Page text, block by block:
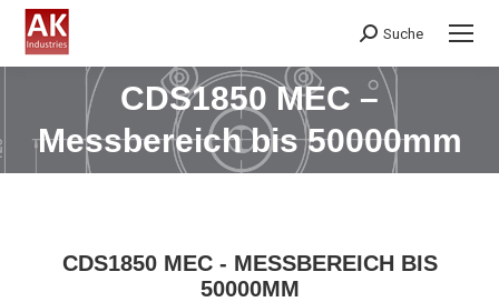
Search:
Suche
CDS1850 MEC –
Messbereich bis 50000mm
Sie befinden sich hier:
CDS1850 MEC - MESSBEREICH BIS
50000MM